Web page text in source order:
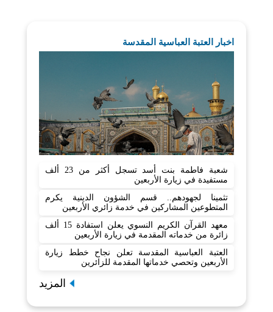
اخبار العتبة العباسية المقدسة
شعبة فاطمة بنت أسد تسجل أكثر من 23 ألف
مستفيدة في زيارة الأربعين
تثمينا لجهودهم.. قسم الشؤون الدينية يكرم
المتطوعين المشاركين في خدمة زائري الأربعين
معهد القرآن الكريم النسوي يعلن استفادة 15 ألف
زائرة من خدماته المقدمة في زيارة الأربعين
العتبة العباسية المقدسة تعلن نجاح خطط زيارة
الأربعين وتحصي خدماتها المقدمة للزائرين
المزيد